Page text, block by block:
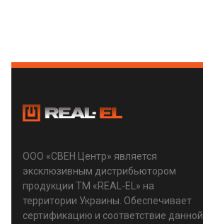
ООО «СВЕН Центр» является
эксклюзивным дистрибьютором
продукции ТМ «REAL-EL» на
территории Украины. Обеспечивает
сертификацию и соответствие данной